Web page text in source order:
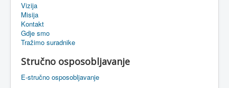
Vizija
Misija
Kontakt
Gdje smo
Tražimo suradnike
Stručno osposobljavanje
E-stručno osposobljavanje